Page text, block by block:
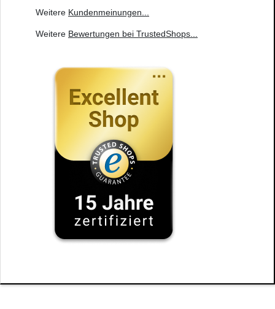
Weitere Kundenmeinungen
Weitere Bewertungen bei TrustedShops